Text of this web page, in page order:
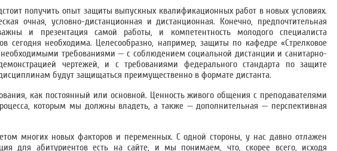
получить опыт защиты выпускных квалификационных работ в новых условиях.
очная, условно-дистанционная и дистанционная. Конечно, предпочтительная
и презентация самой работы, и компетентность молодого специалиста
сегодня необходима. Целесообразно, например, защиты по кафедре «Стрелковое
требованиями — с соблюдением социальной дистанции и санитарно-
чертежей, и с требованиями федерального стандарта по защите
будут защищаться преимущественно в формате дистанта.
как постоянный или основной. Ценность живого общения с преподавателями
которым мы должны владеть, а также — дополнительная — перспективная
многих новых факторов и переменных. С одной стороны, у нас давно отлажен
для абитуриентов есть на сайте, и мы понимаем, что, скорее всего, исходя